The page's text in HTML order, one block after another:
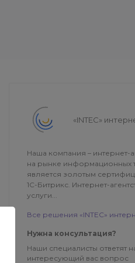
«INTEC»
Наша компания – интернет-
на рынке информационных
является золотым
1С-Битрикс. Интернет-
услуги...
Все решения «INTEC»
Нужна консультация?
Наши специалисты ответят
интересующий вас вопрос